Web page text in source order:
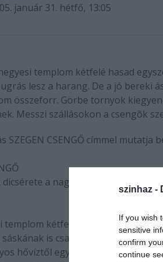
szinhaz -
If you wish
sensitive
confirm
continue
január 31. hétfő, 13:05
templom kétfelé hasad
lesz a harang. De a jó bereki
összeforr. Görbe tornyok
Messzi szállásokon a csengõk
SZEGEN CSENGŐ címmel
a nagykunsági ének- és
templom kétfelé hasad egyszer.
is csak egy fínom ugrás
hővíztől egyszer a